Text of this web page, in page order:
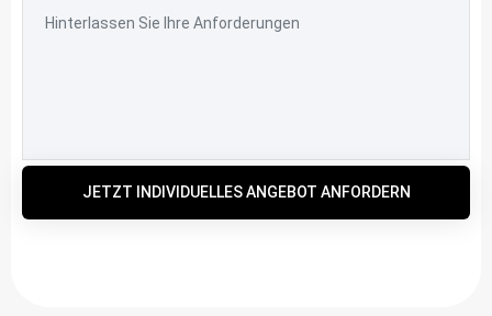
JETZT INDIVIDUELLES ANGEBOT ANFORDERN